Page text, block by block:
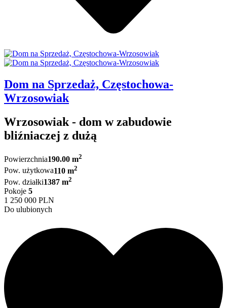
Dom na Sprzedaż, Częstochowa-
Wrzosowiak
Wrzosowiak - dom w zabudowie
bliźniaczej z dużą
Powierzchnia190.00 m2
Pow. użytkowa110 m2
Pow. działki1387 m2
Pokoje 5
1 250 000 PLN
Do ulubionych